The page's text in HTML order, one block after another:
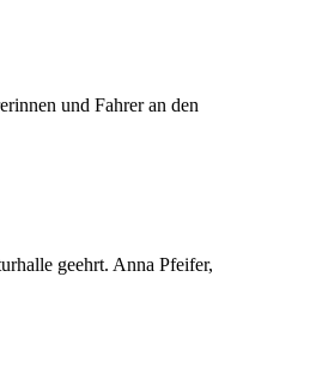
und Fahrer an den
geehrt. Anna Pfeifer,